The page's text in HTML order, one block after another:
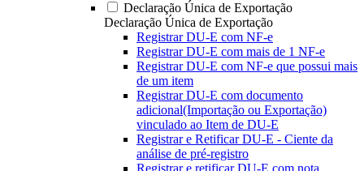
Declaração Única de Exportação
Declaração Única de Exportação
Registrar DU-E com NF-e
Registrar DU-E com mais de 1 NF-e
Registrar DU-E com NF-e que possui mais
de um item
Registrar DU-E com documento
adicional(Importação ou Exportação)
vinculado ao Item de DU-E
Registrar e Retificar DU-E - Ciente da
análise de pré-registro
Registrar e retificar DU-E com nota